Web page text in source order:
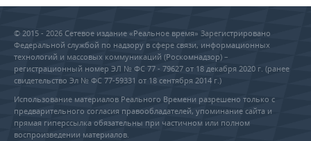
© 2015 - 2026 Сетевое издание «Реальное время» Зарегистрировано
Федеральной службой по надзору в сфере связи, информационных
технологий и массовых коммуникаций (Роскомнадзор) –
регистрационный номер ЭЛ № ФС 77 - 79627 от 18 декабря 2020 г. (ранее
свидетельство Эл № ФС 77-59331 от 18 сентября 2014 г.)
Использование материалов Реального Времени разрешено только с
предварительного согласия правообладателей, упоминание сайта и
прямая гиперссылка обязательны при частичном или полном
воспроизведении материалов.